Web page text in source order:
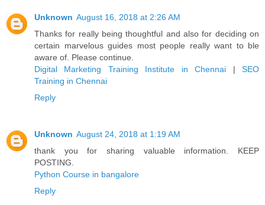
Unknown August 16, 2018 at 2:26 AM
Thanks for really being thoughtful and also for deciding on
certain marvelous guides most people really want to ble
aware of. Please continue.
Digital Marketing Training Institute in Chennai |SEO
Training in Chennai
Reply
Unknown August 24, 2018 at 1:19 AM
thank you for sharing valuable information. KEEP
POSTING.
Python Course in bangalore
Reply